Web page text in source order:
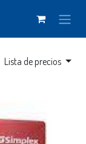
Lista de precios